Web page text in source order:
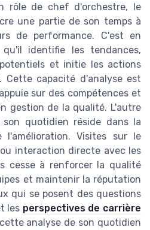
rôle de chef d'orchestre, le
une partie de son temps à
de performance. C'est en
identifie les tendances,
et initie les actions
Cette capacité d'analyse est
sur des compétences et
gestion de la qualité. L'autre
quotidien réside dans la
l'amélioration. Visites sur le
interaction directe avec les
cesse à renforcer la qualité
et maintenir la réputation
qui se posent des questions
les perspectives de carrière
analyse de son quotidien